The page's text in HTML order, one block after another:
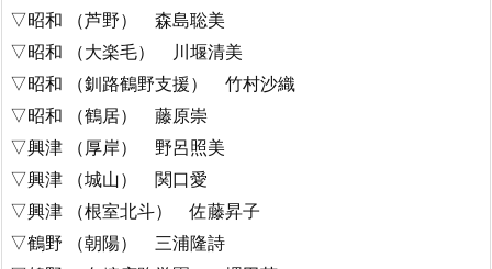
▽昭和 （芦野） 森島聡美
▽昭和 （大楽毛） 川堰清美
▽昭和 （釧路鶴野支援） 竹村沙織
▽昭和 （鶴居） 藤原崇
▽興津 （厚岸） 野呂照美
▽興津 （城山） 関口愛
▽興津 （根室北斗） 佐藤昇子
▽鶴野 （朝陽） 三浦隆詩